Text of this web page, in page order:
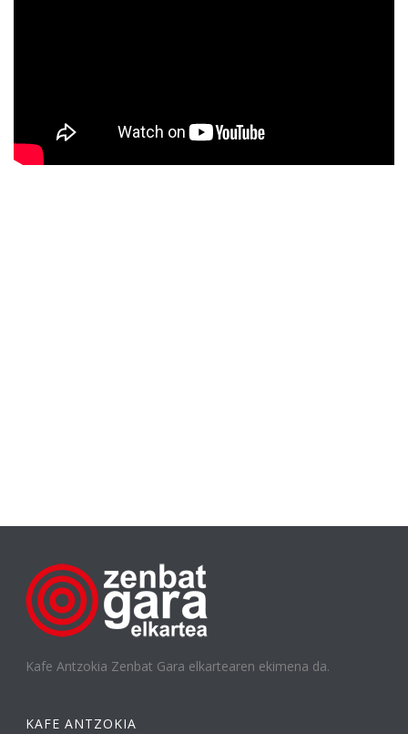
Kafe Antzokia Zenbat Gara elkartearen ekimena da.
KAFE ANTZOKIA